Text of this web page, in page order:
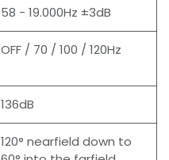
58 - 19.000Hz ±3dB
OFF / 70 / 100 / 120Hz
136dB
120° nearfield down to